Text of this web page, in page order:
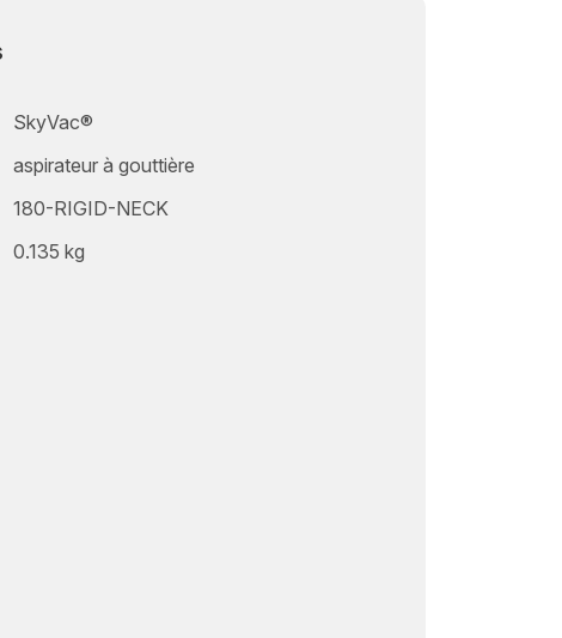
SkyVac®
aspirateur à gouttière
180-RIGID-NECK
0.135 kg